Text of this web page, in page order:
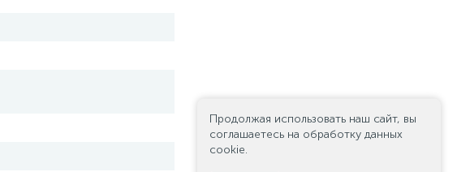
Продолжая использовать наш сайт, вы
соглашаетесь на обработку данных
cookie.